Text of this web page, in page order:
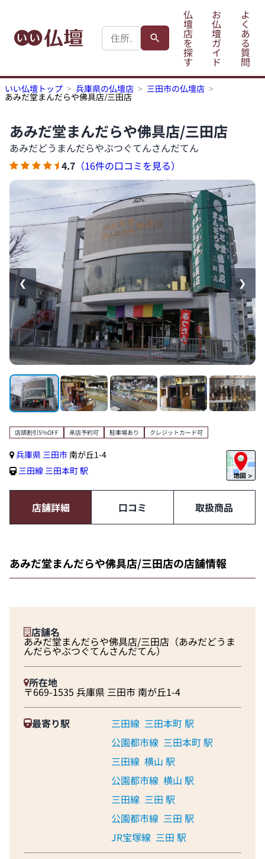
仏
壇
店
を
探
す
お
仏
壇
ガ
イ
ド
よ
く
あ
る
質
問
いい仏壇トップ 兵庫県の仏壇店 三田市の仏壇店
あみだ堂まんだらや佛具店/三田店
あみだ堂まんだらや佛具店/三田店
あみだどうまんだらやぶつぐてんさんだてん
4.7 （16件の口コミを見る）
❮ ❯
店頭割引5%OFF 来店予約可 駐車場あり クレジットカード可
兵庫県 三田市南が丘1-4
三田線 三田本町 駅
店舗詳細 口コミ 取扱商品
あみだ堂まんだらや佛具店/三田店の店舗情報
店舗名
あみだ堂まんだらや佛具店/三田店（あみだどうま
んだらやぶつぐてんさんだてん）
所在地
〒669-1535 兵庫県 三田市 南が丘1-4
最寄り駅 三田線 三田本町 駅
公園都市線 三田本町 駅
三田線 横山 駅
公園都市線 横山 駅
三田線 三田 駅
公園都市線 三田 駅
JR宝塚線 三田 駅